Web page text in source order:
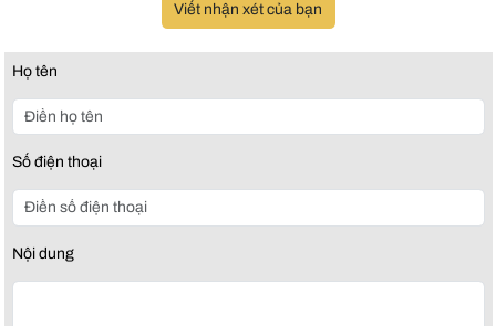
Viết nhận xét của bạn
Họ tên
Số điện thoại
Nội dung